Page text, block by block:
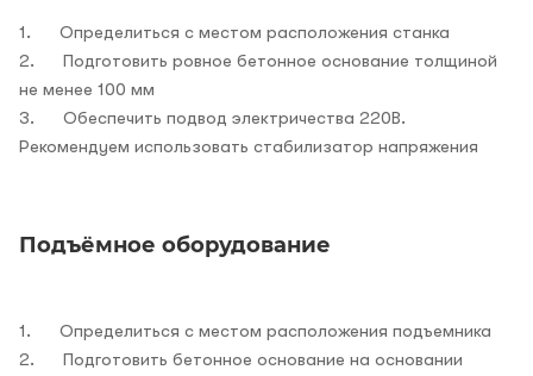
1. Определиться с местом расположения станка
2. Подготовить ровное бетонное основание толщиной
не менее 100 мм
3. Обеспечить подвод электричества 220В.
Рекомендуем использовать стабилизатор напряжения
Подъёмное оборудование
1. Определиться с местом расположения подъемника
2. Подготовить бетонное основание на основании